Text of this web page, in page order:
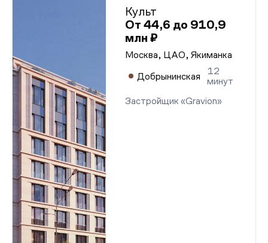
Культ
От 44,6 до 910,9
млн ₽
Москва, ЦАО, Якиманка
Добрынинская
12
минут
Застройщик «Gravion»